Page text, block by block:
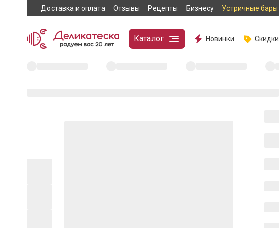
Доставка и оплата Отзывы Рецепты Бизнесу Устричные бары
Каталог Новинки Скидки